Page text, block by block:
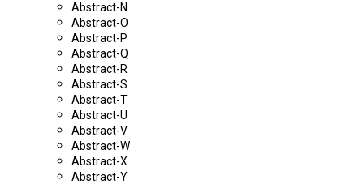
Abstract-N
Abstract-O
Abstract-P
Abstract-Q
Abstract-R
Abstract-S
Abstract-T
Abstract-U
Abstract-V
Abstract-W
Abstract-X
Abstract-Y